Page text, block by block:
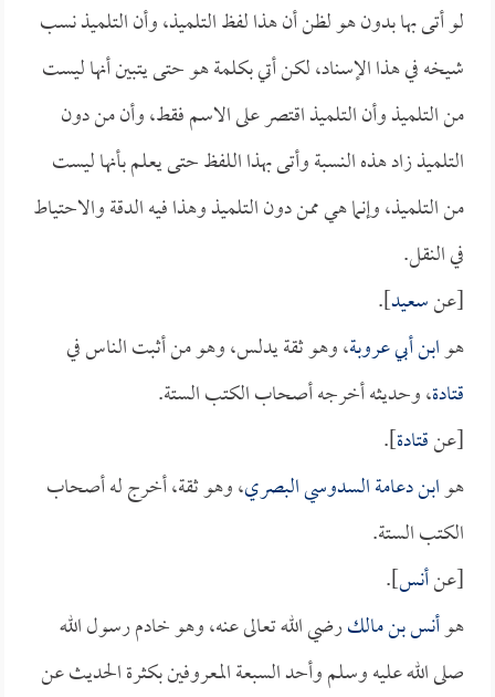
لو أتى بها بدون هو لظن أن هذا لفظ التلميذ، وأن التلميذ نسب
شيخه في هذا الإسناد، لكن أتي بكلمة هو حتى يتبين أنها ليست
من التلميذ وأن التلميذ اقتصر على الاسم فقط، وأن من دون
التلميذ زاد هذه النسبة وأتى بهذا اللفظ حتى يعلم بأنها ليست
من التلميذ، وإنما هي ممن دون التلميذ وهذا فيه الدقة والاحتياط
في النقل.
[عنسعيد].
هوابن أبي عروبة، وهو ثقة يدلس، وهو من أثبت الناس في
قتادة، وحديثه أخرجه أصحاب الكتب الستة.
[عنقتادة].
هوابن دعامة السدوسي البصري، وهو ثقة، أخرج له أصحاب
الكتب الستة.
[عنأنس].
هوأنس بن مالكرضي الله تعالى عنه، وهو خادم رسول الله
صلى الله عليه وسلم وأحد السبعة المعروفين بكثرة الحديث عن